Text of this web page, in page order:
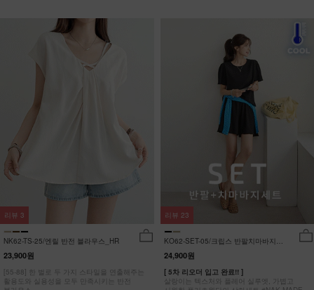
NK62-TS-25/엔릴 반전 블라우스_HR
23,900원
[55-88] 한 벌로 두 가지 스타일을 연출해주는
활용도와 실용성을 모두 만족시키는 반전
리뷰 3
KO62-SET-05/크립스 반팔치마바지세
트_HR
24,900원
[ 5차 리오더 입고 완료!! ]
살랑이는 텍스처와 플레어 실루엣, 가볍고
리뷰 23